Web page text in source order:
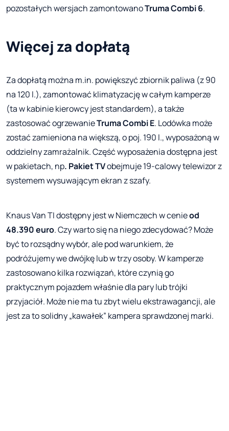
pozostałych wersjach zamontowanoTruma Combi 6.
Więcej za dopłatą
Za dopłatą można m.in. powiększyć zbiornik paliwa (z 90
na 120 l.), zamontować klimatyzację w całym kamperze
(ta w kabinie kierowcy jest standardem), a także
zastosować ogrzewanieTruma Combi E. Lodówka może
zostać zamieniona na większą, o poj. 190 l., wyposażoną w
oddzielny zamrażalnik. Część wyposażenia dostępna jest
w pakietach, np. Pakiet TVobejmuje 19-calowy telewizor z
systemem wysuwającym ekran z szafy.
Knaus Van TI dostępny jest w Niemczech w cenieod
48.390 euro. Czy warto się na niego zdecydować? Może
być to rozsądny wybór, ale pod warunkiem, że
podróżujemy we dwójkę lub w trzy osoby. W kamperze
zastosowano kilka rozwiązań, które czynią go
praktycznym pojazdem właśnie dla pary lub trójki
przyjaciół. Może nie ma tu zbyt wielu ekstrawagancji, ale
jest za to solidny „kawałek” kampera sprawdzonej marki.